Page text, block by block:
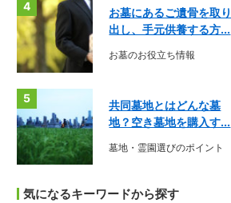
4
お墓にあるご遺骨を取り
出し、手元供養する方...
お墓のお役立ち情報
5
共同墓地とはどんな墓
地？空き墓地を購入す...
墓地・霊園選びのポイント
気になるキーワードから探す